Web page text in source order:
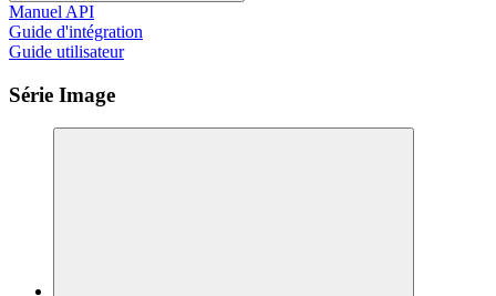
Manuel API
Guide d'intégration
Guide utilisateur
Série Image